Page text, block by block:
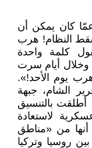
كان يمكن أن
النظام! هرب
كلمة واحدة
وخلال أيام سرت
هرب يوم الأحد!».
الشام، جبهة
بالتنسيق
لاستعادة
من «مناطق
روسيا وتركيا